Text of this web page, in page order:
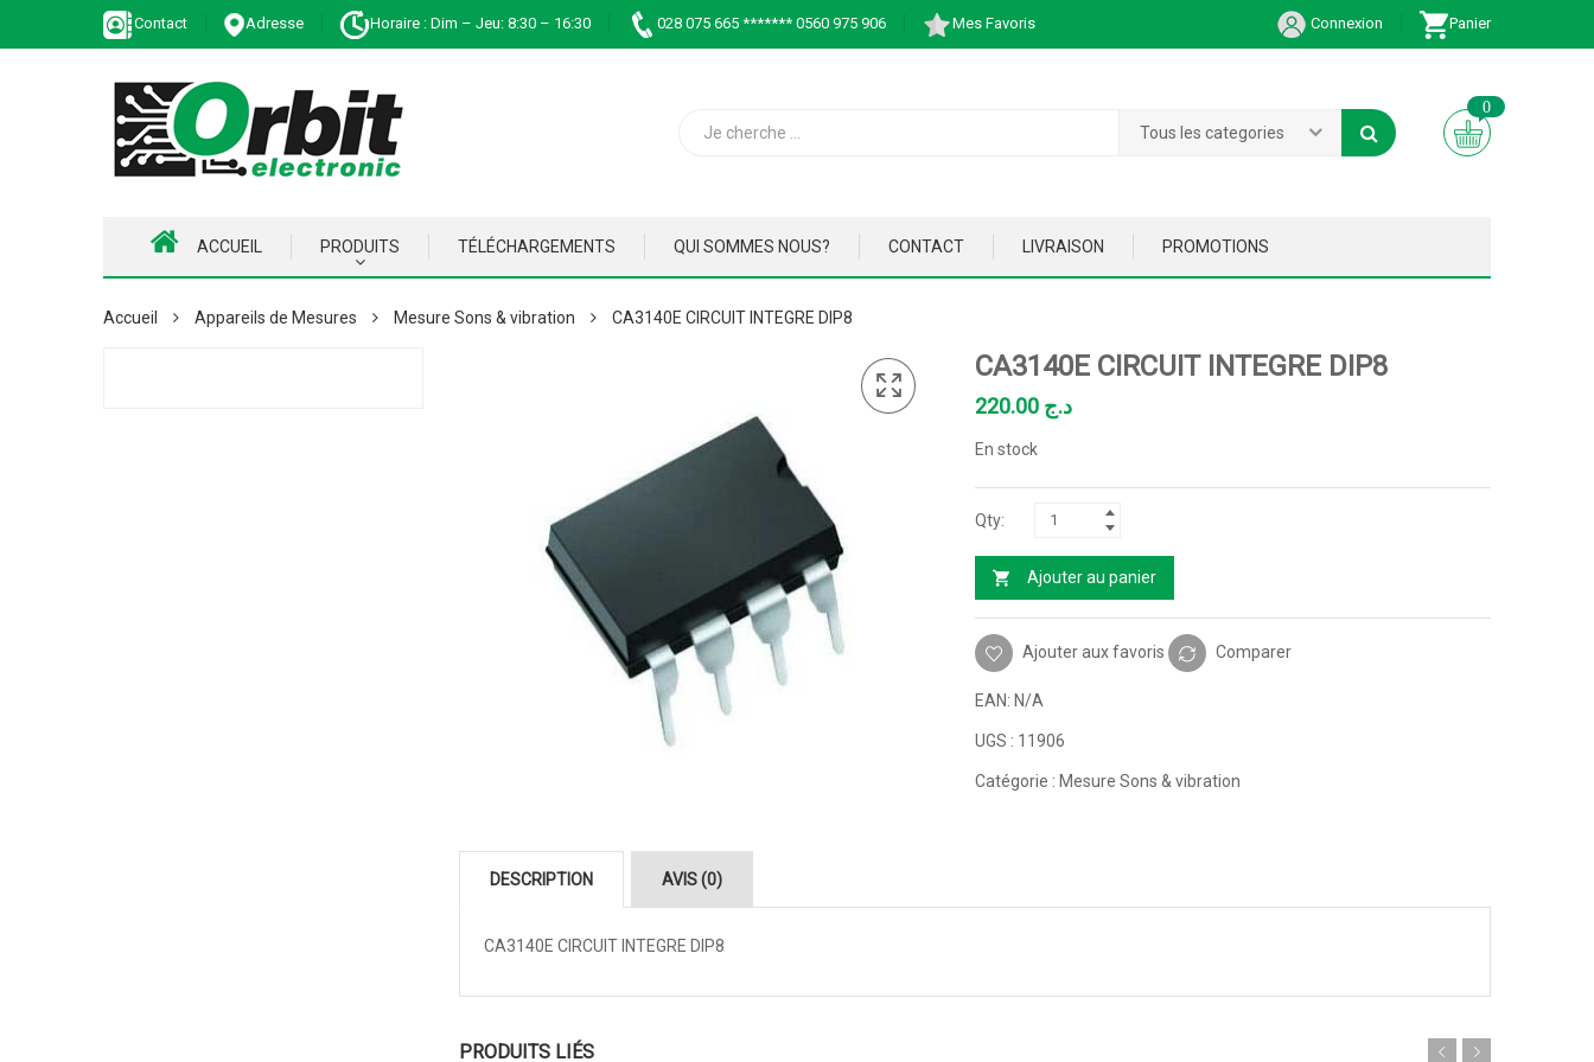
Contact Adresse Horaire : Dim – Jeu: 8:30 – 16:30 028 075 665 ******* 0560 975 906 Mes Favoris Connexion Panier
Tous les categories
0
ACCUEIL PRODUITS TÉLÉCHARGEMENTS QUI SOMMES NOUS? CONTACT LIVRAISON PROMOTIONS
Accueil Appareils de Mesures Mesure Sons & vibration CA3140E CIRCUIT INTEGRE DIP8
CA3140E CIRCUIT INTEGRE DIP8
د.ج
En stock
Ajouter au panier
Ajouter aux favoris Comparer
EAN: N/A
UGS : 11906
Catégorie : Mesure Sons & vibration
DESCRIPTION AVIS (0)
CA3140E CIRCUIT INTEGRE DIP8
PRODUITS LIÉS